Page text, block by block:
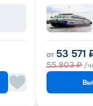
от 53 571
55 803₽ /